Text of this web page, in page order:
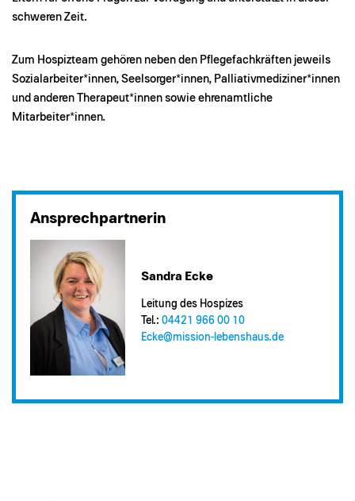
schweren Zeit.
Zum Hospizteam gehören neben den Pflegefachkräften jeweils
Sozialarbeiter*innen, Seelsorger*innen, Palliativmediziner*innen
und anderen Therapeut*innen sowie ehrenamtliche
Mitarbeiter*innen.
Ansprechpartnerin
Sandra Ecke
Leitung des Hospizes
Tel.: 04421 966 00 10
Ecke@​mission-lebenshaus.de